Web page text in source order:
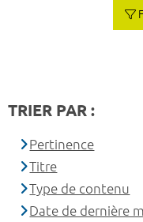
TRIER PAR :
Pertinence
Titre
Type de contenu
Date de dernière